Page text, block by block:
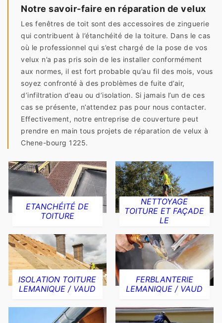
Notre savoir-faire en réparation de velux
Les fenêtres de toit sont des accessoires de zinguerie
qui contribuent à l’étanchéité de la toiture. Dans le cas
où le professionnel qui s’est chargé de la pose de vos
velux n’a pas pris soin de les installer conformément
aux normes, il est fort probable qu’au fil des mois, vous
soyez confronté à des problèmes de fuite d’air,
d’infiltration d’eau ou d’isolation. Si jamais l’un de ces
cas se présente, n’attendez pas pour nous contacter.
Effectivement, notre entreprise de couverture peut
prendre en main tous projets de réparation de velux à
Chene-bourg 1225.
ETANCHÉITÉ DE
TOITURE
NETTOYAGE
TOITURE ET FAÇADE
LE
ISOLATION TOITURE
LEMANIQUE / VAUD
FERBLANTERIE
LEMANIQUE / VAUD